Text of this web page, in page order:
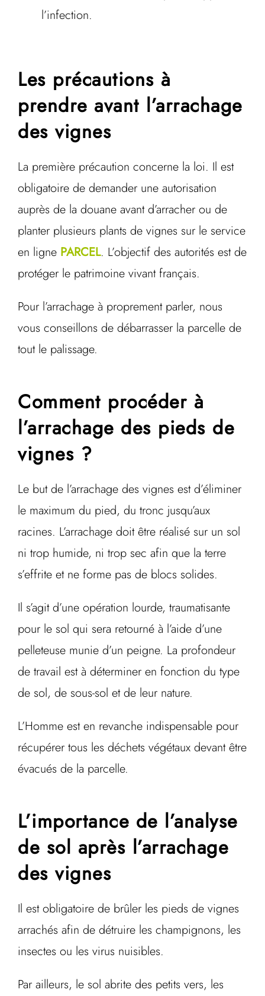
l’infection.
Les précautions à
prendre avant l’arrachage
des vignes
La première précaution concerne la loi. Il est
obligatoire de demander une autorisation
auprès de la douane avant d’arracher ou de
planter plusieurs plants de vignes sur le service
en ligne PARCEL. L’objectif des autorités est de
protéger le patrimoine vivant français.
Pour l’arrachage à proprement parler, nous
vous conseillons de débarrasser la parcelle de
tout le palissage.
Comment procéder à
l’arrachage des pieds de
vignes ?
Le but de l’arrachage des vignes est d’éliminer
le maximum du pied, du tronc jusqu’aux
racines. L’arrachage doit être réalisé sur un sol
ni trop humide, ni trop sec afin que la terre
s’effrite et ne forme pas de blocs solides.
Il s’agit d’une opération lourde, traumatisante
pour le sol qui sera retourné à l’aide d’une
pelleteuse munie d’un peigne. La profondeur
de travail est à déterminer en fonction du type
de sol, de sous-sol et de leur nature.
L’Homme est en revanche indispensable pour
récupérer tous les déchets végétaux devant être
évacués de la parcelle.
L’importance de l’analyse
de sol après l’arrachage
des vignes
Il est obligatoire de brûler les pieds de vignes
arrachés afin de détruire les champignons, les
insectes ou les virus nuisibles.
Par ailleurs, le sol abrite des petits vers, les